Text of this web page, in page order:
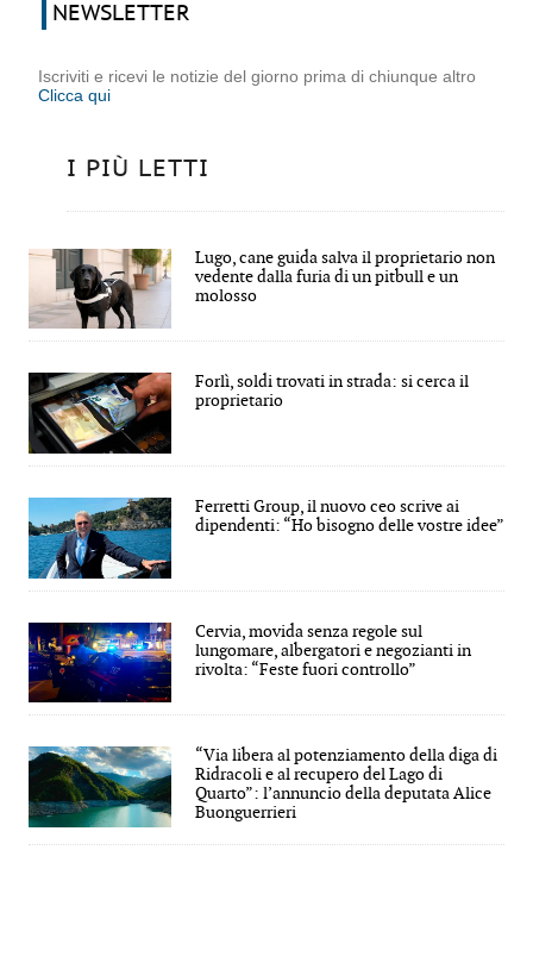
NEWSLETTER
Iscriviti e ricevi le notizie del giorno prima di chiunque altro
Clicca qui
I PIÙ LETTI
Lugo, cane guida salva il proprietario non
vedente dalla furia di un pitbull e un
molosso
Forlì, soldi trovati in strada: si cerca il
proprietario
Ferretti Group, il nuovo ceo scrive ai
dipendenti: “Ho bisogno delle vostre idee”
Cervia, movida senza regole sul
lungomare, albergatori e negozianti in
rivolta: “Feste fuori controllo”
“Via libera al potenziamento della diga di
Ridracoli e al recupero del Lago di
Quarto”: l’annuncio della deputata Alice
Buonguerrieri